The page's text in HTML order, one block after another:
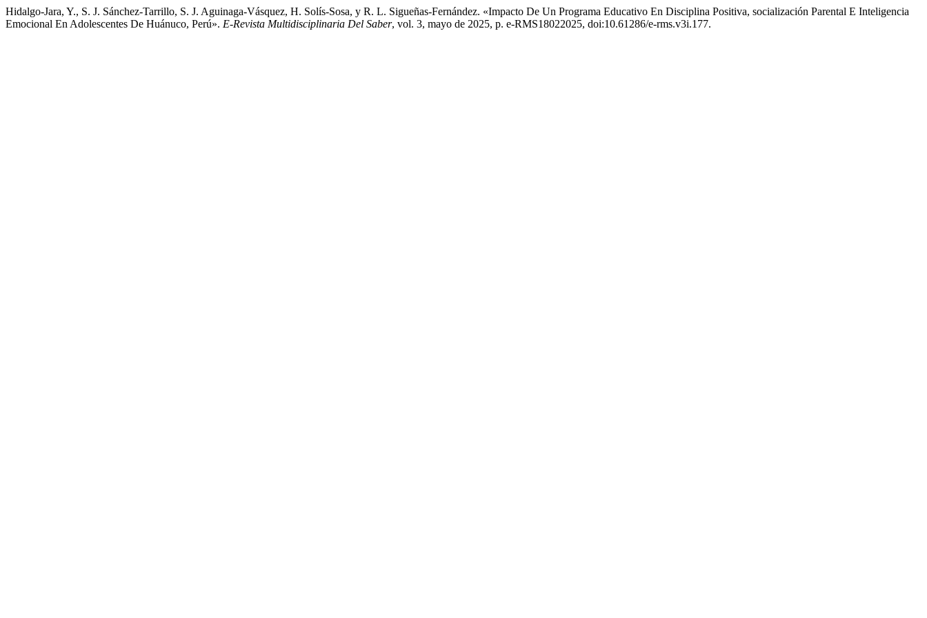
Hidalgo-Jara, Y., S. J. Sánchez-Tarrillo, S. J. Aguinaga-Vásquez, H. Solís-Sosa, y R. L. Sigueñas-Fernández. «Impacto De Un Programa Educativo En Disciplina Positiva, socialización Parental E Inteligencia
Emocional En Adolescentes De Huánuco, Perú». E-Revista Multidisciplinaria Del Saber, vol. 3, mayo de 2025, p. e-RMS18022025, doi:10.61286/e-rms.v3i.177.